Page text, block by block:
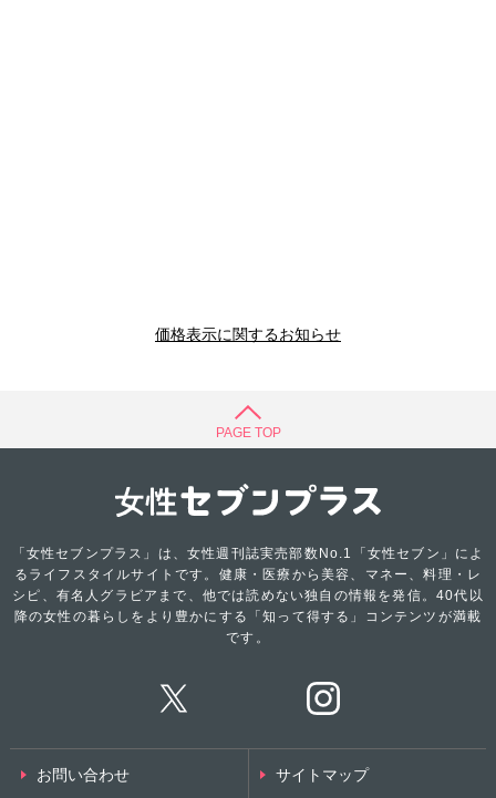
価格表示に関するお知らせ
PAGE TOP
「女性セブンプラス」は、女性週刊誌実売部数No.1「女性セブン」によ
るライフスタイルサイトです。健康・医療から美容、マネー、料理・レ
シピ、有名人グラビアまで、他では読めない独自の情報を発信。40代以
降の女性の暮らしをより豊かにする「知って得する」コンテンツが満載
です。
お問い合わせ サイトマップ